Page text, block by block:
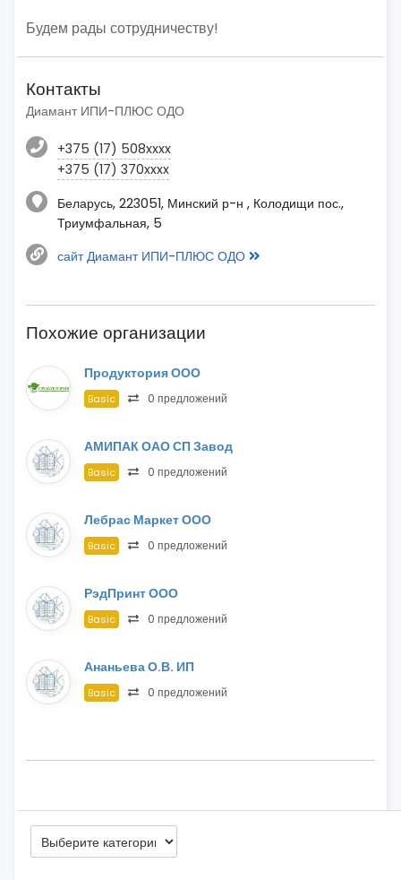
Будем рады сотрудничеству!
Контакты
Диамант ИПИ-ПЛЮС ОДО
+375 (17) 508xxxx
+375 (17) 370xxxx
Беларусь, 223051, Минский р-н , Колодищи пос.,
Триумфальная, 5
сайт Диамант ИПИ-ПЛЮС ОДО
Похожие организации
Продуктория ООО
Basic 0 предложений
АМИПАК ОАО СП Завод
Basic 0 предложений
Лебрас Маркет ООО
Basic 0 предложений
РэдПринт ООО
Basic 0 предложений
Ананьева О.В. ИП
Basic 0 предложений